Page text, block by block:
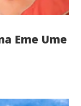
Eme Ume